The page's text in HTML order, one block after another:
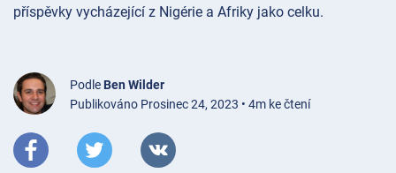
příspěvky vycházející z Nigérie a Afriky jako celku.
Podle Ben Wilder
Publikováno Prosinec 24, 2023 • 4m ke čtení